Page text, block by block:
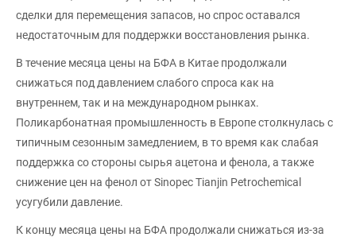
сделки для перемещения запасов, но спрос оставался
недостаточным для поддержки восстановления рынка.
В течение месяца цены на БФА в Китае продолжали
снижаться под давлением слабого спроса как на
внутреннем, так и на международном рынках.
Поликарбонатная промышленность в Европе столкнулась с
типичным сезонным замедлением, в то время как слабая
поддержка со стороны сырья ацетона и фенола, а также
снижение цен на фенол от Sinopec Tianjin Petrochemical
усугубили давление.
К концу месяца цены на БФА продолжали снижаться из-за